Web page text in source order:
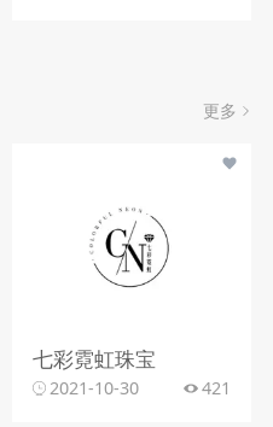
更多
七彩霓虹珠宝
2021-10-30 421